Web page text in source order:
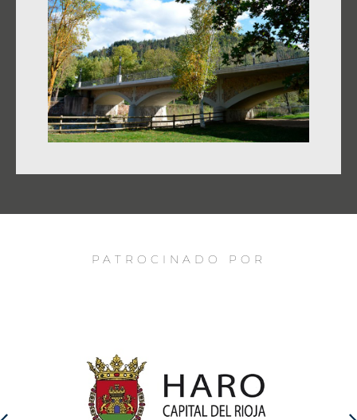
PATROCINADO POR